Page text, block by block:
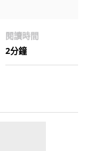
閱讀時間
2分鐘